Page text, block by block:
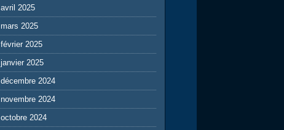
avril 2025
mars 2025
février 2025
janvier 2025
décembre 2024
novembre 2024
octobre 2024